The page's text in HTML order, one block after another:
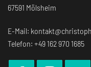
67591 Mölsheim
E-Mail:
Telefon: +49 162 970 1685